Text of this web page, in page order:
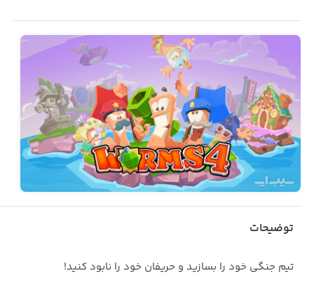
توضیحات
تیم جنگی خود را بسازید و حریفان خود را نابود کنید!